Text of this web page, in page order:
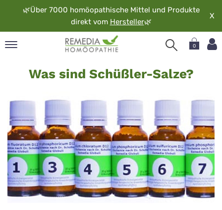
🌿Über 7000 homöopathische Mittel und Produkte
direkt vom Hersteller🌿
X
0
Was sind Schüßler-Salze?